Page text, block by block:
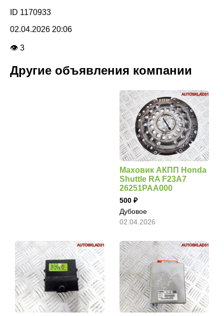
ID 1170933
02.04.2026 20:06
👁 3
Другие объявления компании
Маховик АКПП Honda
Shuttle RA F23A7
26251PAA000
500
Дубовое
02.04.2026